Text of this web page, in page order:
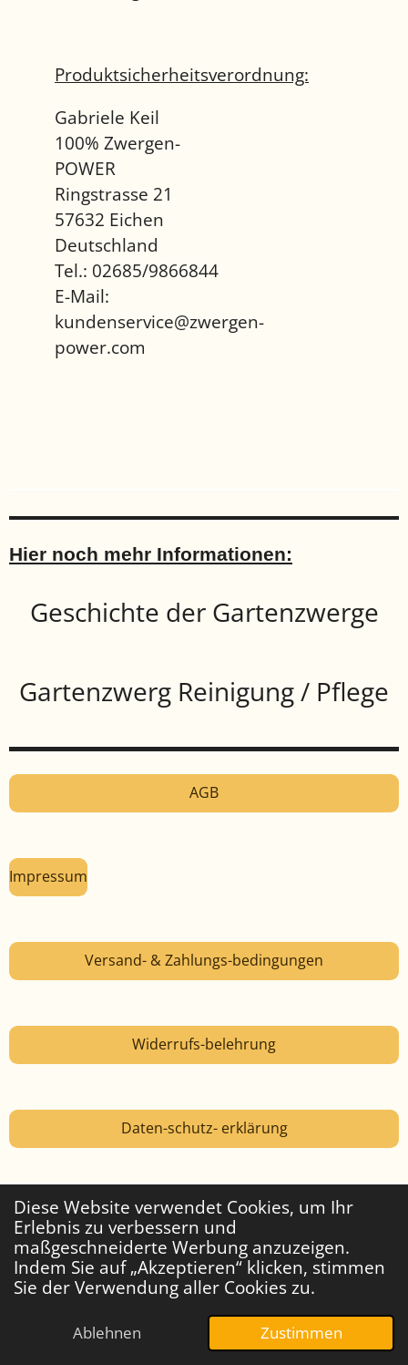
Diese Website verwendet Cookies, um Ihr
Erlebnis zu verbessern und
maßgeschneiderte Werbung anzuzeigen.
Indem Sie auf „Akzeptieren“ klicken, stimmen
Sie der Verwendung aller Cookies zu.
Ablehnen Zustimmen
Produktsicherheitsverordnung:
Gabriele Keil
100% Zwergen-
POWER
Ringstrasse 21
57632 Eichen
Deutschland
Tel.: 02685/9866844
E-Mail:
kundenservice@zwergen-
power.com
Hier noch mehr Informationen:
Geschichte der Gartenzwerge
Gartenzwerg Reinigung / Pflege
AGB
Impressum
Versand- & Zahlungs-bedingungen
Widerrufs-belehrung
Daten-schutz- erklärung
Widerruf erklären
© 1995-2026 Zwergen-POWER
E-Mail Karte